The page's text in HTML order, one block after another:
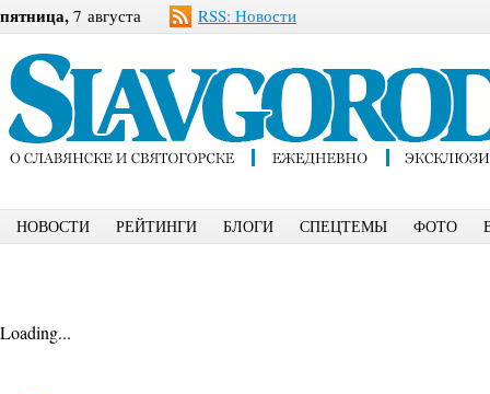
пятница, 7 августа RSS: Новости
НОВОСТИ РЕЙТИНГИ БЛОГИ СПЕЦТЕМЫ ФОТО
Loading...